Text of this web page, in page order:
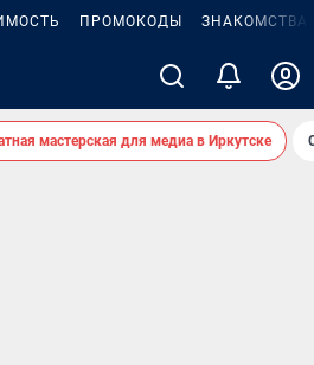
ПРОМОКОДЫ ЗНАКОМСТВА
мастерская для медиа в Иркутске